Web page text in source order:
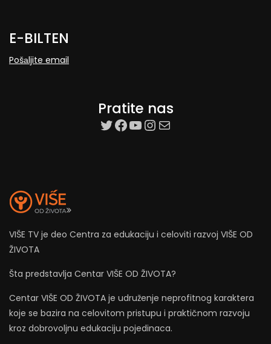
E-BILTEN
Pošаljite email
Pratite nas
target=”_blank”
Facebook
YouTube
Instagram
Mail
VIŠE TV je deo Centra za edukaciju i celoviti razvoj VIŠE OD
ŽIVOTA
Šta predstavlja Centar VIŠE OD ŽIVOTA?
Centar VIŠE OD ŽIVOTA je udruženje neprofitnog karaktera
koje se bazira na celovitom pristupu i praktičnom razvoju
kroz dobrovoljnu edukaciju pojedinaca.